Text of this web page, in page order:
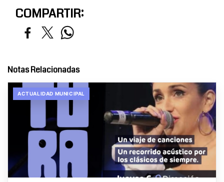
COMPARTIR:
Notas Relacionadas
ACTUALIDAD MUNICIPAL